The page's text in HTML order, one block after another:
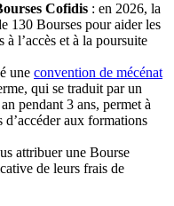
Cofidis : en 2026, la
130 Bourses pour aider les
à l’accès et à la poursuite
une convention de mécénat
qui se traduit par un
pendant 3 ans, permet à
d’accéder aux formations
attribuer une Bourse
de leurs frais de